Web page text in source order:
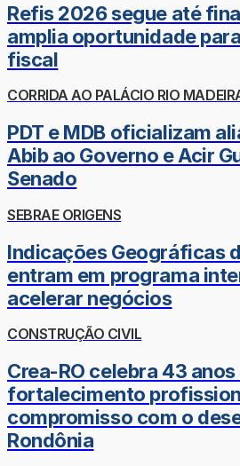
Refis 2026 segue até
amplia oportunidade
fiscal
CORRIDA AO PALÁCIO RIO
PDT e MDB oficializam
Abib ao Governo e Acir
Senado
SEBRAE ORIGENS
Indicações Geográficas
entram em programa
acelerar negócios
CONSTRUÇÃO CIVIL
Crea-RO celebra 43
fortalecimento
compromisso com o
Rondônia